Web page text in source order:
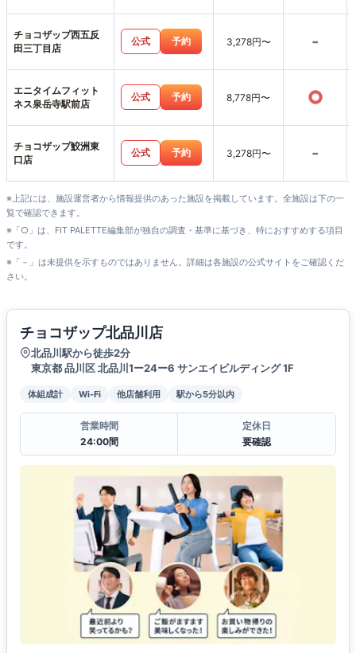
チョコザップ西五反
田三丁目店
公式 予約 3,278円〜 -
エニタイムフィット
ネス泉岳寺駅前店
公式 予約 8,778円〜 ○
チョコザップ鮫洲東
口店
公式 予約 3,278円〜 -
※上記には、施設運営者から情報提供のあった施設を掲載しています。全施設は下の一
覧で確認できます。
※「○」は、FIT PALETTE編集部が独自の調査・基準に基づき、特におすすめする項目
です。
※「－」は未提供を示すものではありません。詳細は各施設の公式サイトをご確認くだ
さい。
チョコザップ北品川店
北品川駅から徒歩2分
東京都 品川区 北品川1ー24ー6 サンエイビルディング 1F
体組成計 Wi-Fi 他店舗利用 駅から5分以内
営業時間
24:00間
定休日
要確認